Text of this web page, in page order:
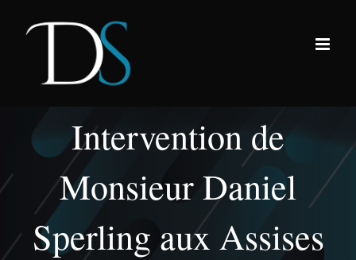
Intervention de
Monsieur Daniel
Sperling aux Assises